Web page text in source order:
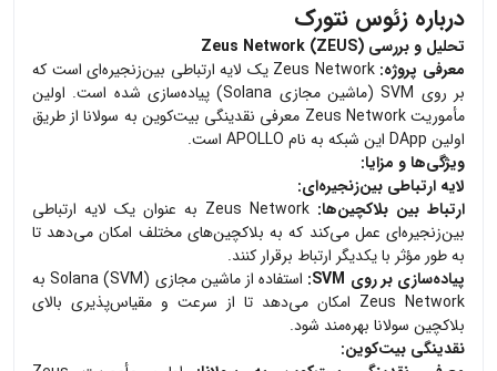
درباره زئوس نتورک
تحلیل و بررسی Zeus Network (ZEUS)
معرفی پروژه:
Zeus Network یک لایه ارتباطی بین‌زنجیره‌ای است که
بر روی SVM (ماشین مجازی Solana) پیاده‌سازی شده است. اولین
مأموریت Zeus Network معرفی نقدینگی بیت‌کوین به سولانا از طریق
اولین DApp این شبکه به نام APOLLO است.
ویژگی‌ها و مزایا:
لایه ارتباطی بین‌زنجیره‌ای:
ارتباط بین بلاکچین‌ها:
Zeus Network به عنوان یک لایه ارتباطی
بین‌زنجیره‌ای عمل می‌کند که به بلاکچین‌های مختلف امکان می‌دهد تا
به طور مؤثر با یکدیگر ارتباط برقرار کنند.
پیاده‌سازی بر روی SVM:
استفاده از ماشین مجازی Solana (SVM) به
Zeus Network امکان می‌دهد تا از سرعت و مقیاس‌پذیری بالای
بلاکچین سولانا بهره‌مند شود.
نقدینگی بیت‌کوین: